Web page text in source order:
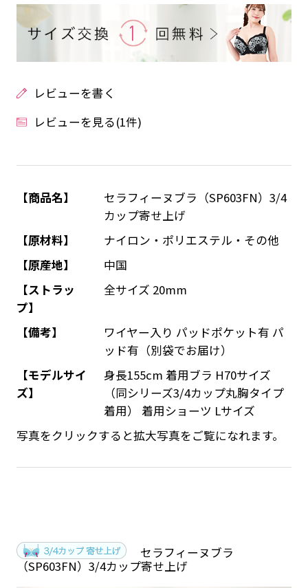
レビューを書く
レビューを見る(1件)
【商品名】
セラフィーヌブラ（SP603FN）3/4
カップ寄せ上げ
【原材料】
ナイロン・ポリエステル・その他
【原産地】
中国
【ストラッ
プ】
全サイズ 20mm
【備考】
ワイヤー入り パッドポケット有 パ
ッド有（別袋でお届け）
【モデルサイ
ズ】
身長155cm 着用ブラ H70サイズ
（同シリーズ3/4カップ丸胸タイプ
着用） 着用ショーツ Lサイズ
写真をクリックすると拡大写真をご覧になれます。
セラフィーヌブラ
（SP603FN）3/4カップ寄せ上げ